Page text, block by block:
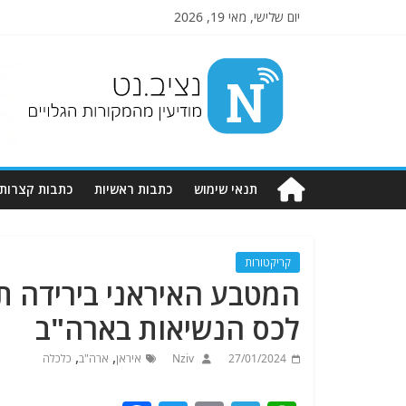
יום שלישי, מאי 19, 2026
Nziv.net
מודיעין
מהמקורות
תנאי שימוש כתבות ראשיות כתבות קצרות
קריקטורות
המטבע האיראני
לכס הנשיאות בארה"ב
27/01/2024
Nziv איראן, ארה"ב, כלכלה